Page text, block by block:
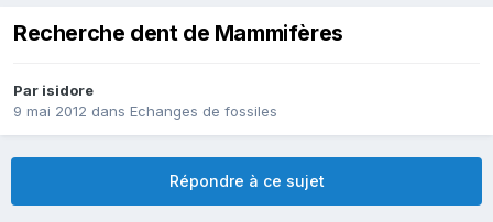
Recherche dent de Mammifères
Par isidore
9 mai 2012 dans Echanges de fossiles
Répondre à ce sujet